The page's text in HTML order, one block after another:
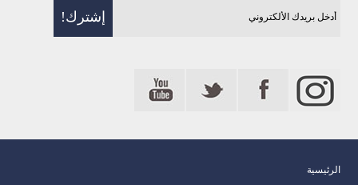
الرئيسية